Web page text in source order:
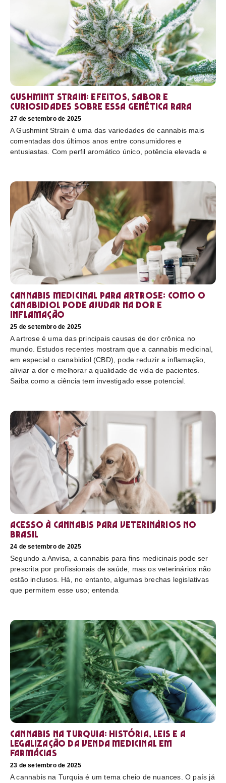
Gushmint Strain: efeitos, sabor e
curiosidades sobre essa genética rara
27 de setembro de 2025
A Gushmint Strain é uma das variedades de cannabis mais
comentadas dos últimos anos entre consumidores e
entusiastas. Com perfil aromático único, potência elevada e
Cannabis medicinal para artrose: como o
canabidiol pode ajudar na dor e
inflamação
25 de setembro de 2025
A artrose é uma das principais causas de dor crônica no
mundo. Estudos recentes mostram que a cannabis medicinal,
em especial o canabidiol (CBD), pode reduzir a inflamação,
aliviar a dor e melhorar a qualidade de vida de pacientes.
Saiba como a ciência tem investigado esse potencial.
Acesso à cannabis para veterinários no
Brasil
24 de setembro de 2025
Segundo a Anvisa, a cannabis para fins medicinais pode ser
prescrita por profissionais de saúde, mas os veterinários não
estão inclusos. Há, no entanto, algumas brechas legislativas
que permitem esse uso; entenda
Cannabis na Turquia: história, leis e a
legalização da venda medicinal em
farmácias
23 de setembro de 2025
A cannabis na Turquia é um tema cheio de nuances. O país já